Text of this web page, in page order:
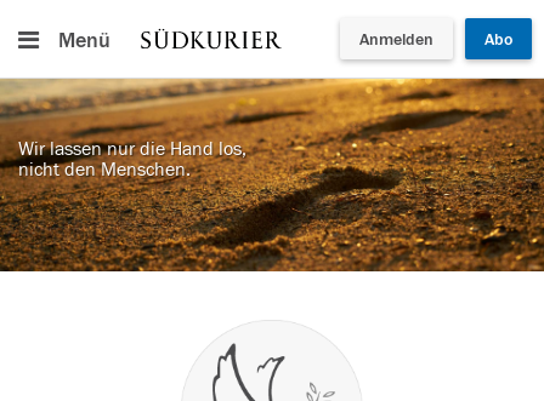
Menü Anmelden Abo
Wir lassen nur die Hand los,
nicht den Menschen.